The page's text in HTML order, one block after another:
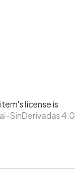
license is
SinDerivadas 4.0